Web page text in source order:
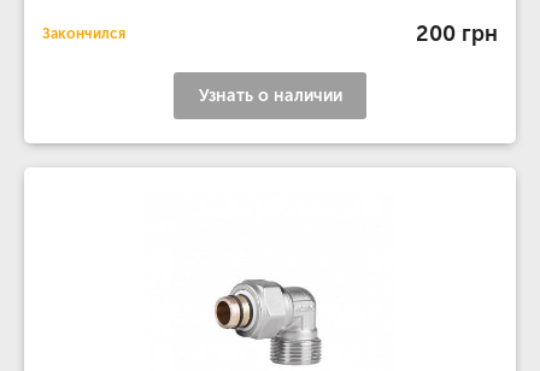
Закончился 200 грн
Узнать о наличии